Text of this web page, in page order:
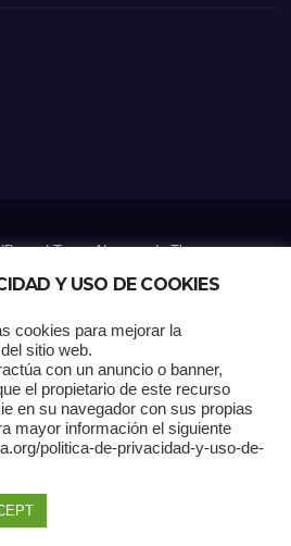
|Tema: Newsup deThemeansar
Contactos Documental Gracias !
de ejemplo Pagina Principal Pago
Y USO DE COOKIES
cookies para mejorar la
sitio web.
con un anuncio o banner,
el propietario de este recurso
en su navegador con sus propias
mayor información el siguiente
politica-de-privacidad-y-uso-de-